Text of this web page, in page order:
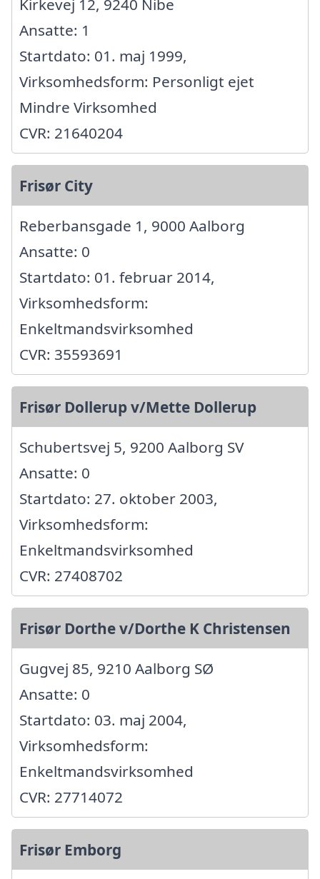
Kirkevej 12, 9240 Nibe
Ansatte: 1
Startdato: 01. maj 1999,
Virksomhedsform: Personligt ejet
Mindre Virksomhed
CVR: 21640204
Frisør City
Reberbansgade 1, 9000 Aalborg
Ansatte: 0
Startdato: 01. februar 2014,
Virksomhedsform:
Enkeltmandsvirksomhed
CVR: 35593691
Frisør Dollerup v/Mette Dollerup
Schubertsvej 5, 9200 Aalborg SV
Ansatte: 0
Startdato: 27. oktober 2003,
Virksomhedsform:
Enkeltmandsvirksomhed
CVR: 27408702
Frisør Dorthe v/Dorthe K Christensen
Gugvej 85, 9210 Aalborg SØ
Ansatte: 0
Startdato: 03. maj 2004,
Virksomhedsform:
Enkeltmandsvirksomhed
CVR: 27714072
Frisør Emborg